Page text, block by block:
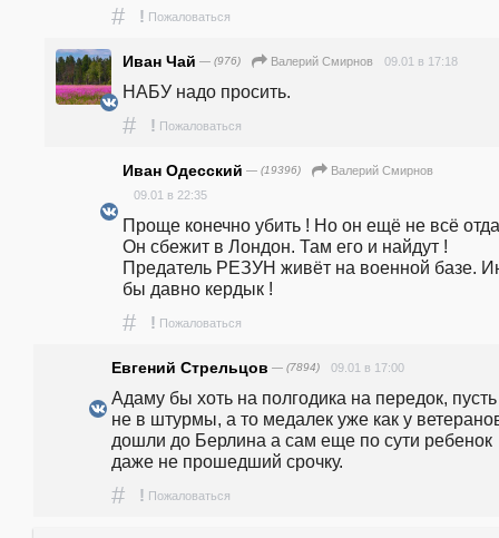
# ! Пожаловаться
Иван Чай — (976) Валерий Смирнов 09.01 в 17:18
НАБУ надо просить.
# ! Пожаловаться
Иван Одесский — (19396)
Валерий Смирнов
09.01 в 22:35
Проще конечно убить ! Но он ещё не всё
Он сбежит в Лондон. Там его и найдут !
Предатель РЕЗУН живёт на военной базе.
бы давно кердык !
# ! Пожаловаться
Евгений Стрельцов — (7894) 09.01 в 17:00
Адаму бы хоть на полгодика на передок,
не в штурмы, а то медалек уже как у
дошли до Берлина а сам еще по сути ребенок
даже не прошедший срочку.
# ! Пожаловаться